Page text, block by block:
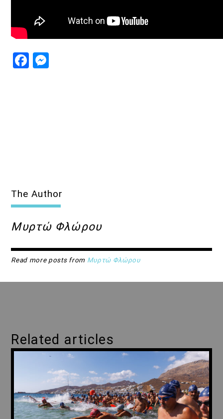
Facebook
The Author
Μυρτώ Φλώρου
Read more posts from Μυρτώ Φλώρου
Related articles